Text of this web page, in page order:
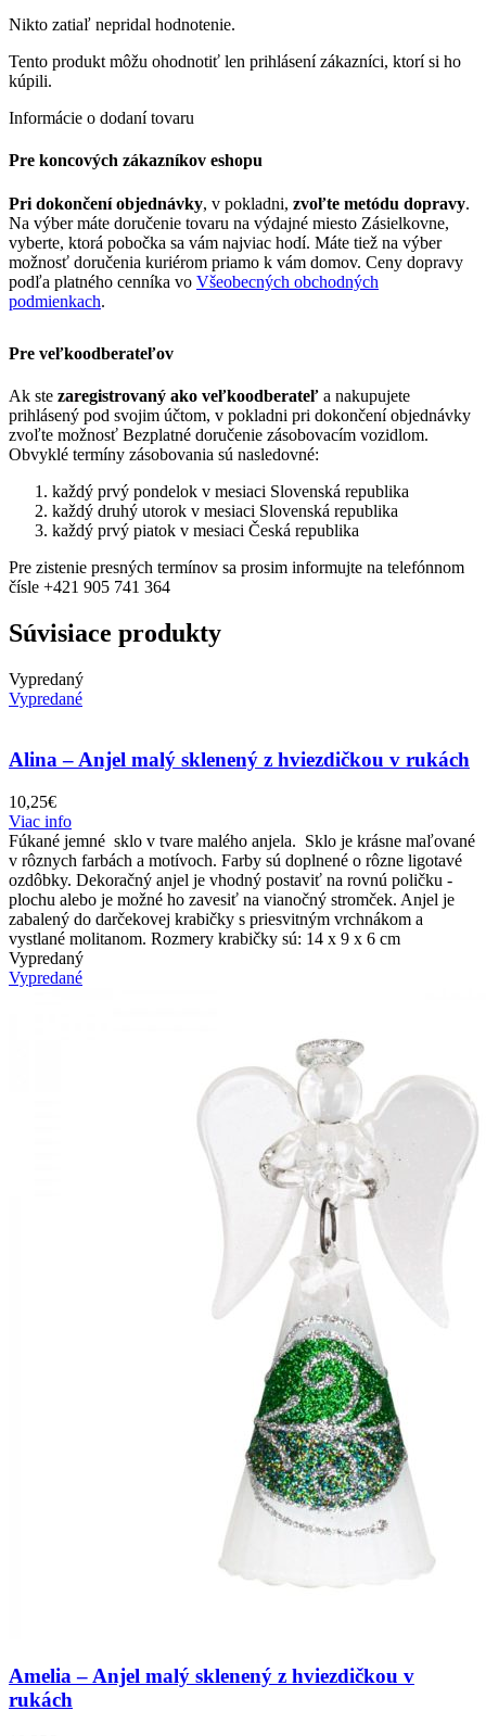
Nikto zatiaľ nepridal hodnotenie.
Tento produkt môžu ohodnotiť len prihlásení zákazníci, ktorí si ho
kúpili.
Informácie o dodaní tovaru
Pre koncových zákazníkov eshopu
Pri dokončení objednávky, v pokladni, zvoľte metódu dopravy.
Na výber máte doručenie tovaru na výdajné miesto Zásielkovne,
vyberte, ktorá pobočka sa vám najviac hodí. Máte tiež na výber
možnosť doručenia kuriérom priamo k vám domov. Ceny dopravy
podľa platného cenníka vo Všeobecných obchodných
podmienkach.
Pre veľkoodberateľov
Ak ste zaregistrovaný ako veľkoodberateľ a nakupujete
prihlásený pod svojim účtom, v pokladni pri dokončení objednávky
zvoľte možnosť Bezplatné doručenie zásobovacím vozidlom.
Obvyklé termíny zásobovania sú nasledovné:
každý prvý pondelok v mesiaci Slovenská republika
každý druhý utorok v mesiaci Slovenská republika
každý prvý piatok v mesiaci Česká republika
Pre zistenie presných termínov sa prosim informujte na telefónnom
čísle +421 905 741 364
Súvisiace produkty
Vypredaný
Vypredané
Alina – Anjel malý sklenený z hviezdičkou v rukách
10,25€
Viac info
Fúkané jemné sklo v tvare malého anjela. Sklo je krásne maľované
v rôznych farbách a motívoch. Farby sú doplnené o rôzne ligotavé
ozdôbky. Dekoračný anjel je vhodný postaviť na rovnú poličku -
plochu alebo je možné ho zavesiť na vianočný stromček. Anjel je
zabalený do darčekovej krabičky s priesvitným vrchnákom a
vystlané molitanom. Rozmery krabičky sú: 14 x 9 x 6 cm
Vypredaný
Vypredané
Amelia – Anjel malý sklenený z hviezdičkou v
rukách